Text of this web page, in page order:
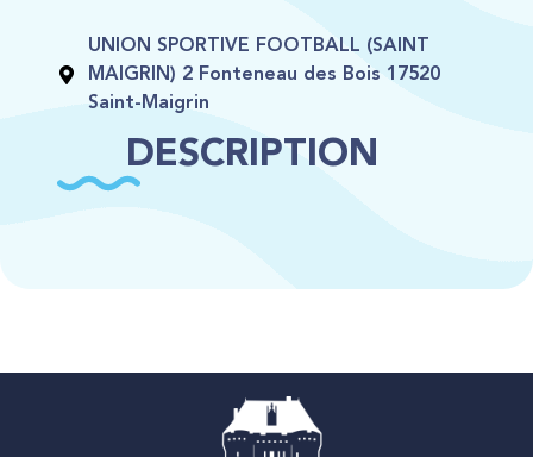
UNION SPORTIVE FOOTBALL (SAINT
MAIGRIN) 2 Fonteneau des Bois 17520
Saint-Maigrin
DESCRIPTION